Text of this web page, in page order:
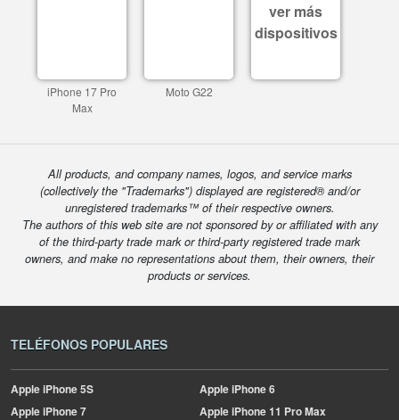
iPhone 17 Pro
Max
Moto G22
ver más
dispositivos
All products, and company names, logos, and service marks
(collectively the "Trademarks") displayed are registered® and/or
unregistered trademarks™ of their respective owners.
The authors of this web site are not sponsored by or affiliated with any
of the third-party trade mark or third-party registered trade mark
owners, and make no representations about them, their owners, their
products or services.
TELÉFONOS POPULARES
AppleiPhone 5S AppleiPhone 6
AppleiPhone 7 AppleiPhone 11 Pro Max